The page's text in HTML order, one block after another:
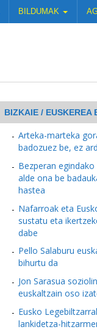
BILDUMAK
BIZKAIE / EUSKEREA
Arteka-marteka
badozuez be, ez
Bezperan
alde ona be
hastea
Nafarroak eta
sustatu eta
dabe
Pello Salaburu
bihurtu da
Jon Sarasua
euskaltzain oso
Eusko
lankidetza-